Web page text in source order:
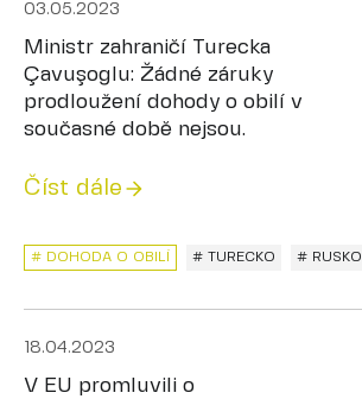
03.05.2023
Ministr zahraničí Turecka
Çavuşoglu: Žádné záruky
prodloužení dohody o obilí v
současné době nejsou.
Číst dále
# TURECKO
# DOHODA O OBILÍ # RUSKO
18.04.2023
V EU promluvili o